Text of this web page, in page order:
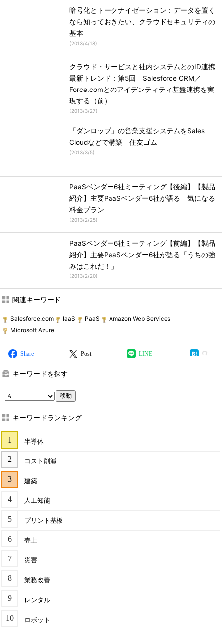
暗号化とトークナイゼーション：データを置く
なら知っておきたい、クラウドセキュリティの
基本
(2013/4/18)
クラウド・サービスと社内システムとのID連携
最新トレンド：第5回 Salesforce CRM／
Force.comとのアイデンティティ基盤連携を実
現する（前）
(2013/3/27)
「ダンロップ」の営業支援システムをSales
Cloudなどで構築 住友ゴム
(2013/3/5)
PaaSベンダー6社ミーティング【後編】【製品
紹介】主要PaaSベンダー6社が語る 気になる
料金プラン
(2013/2/25)
PaaSベンダー6社ミーティング【前編】【製品
紹介】主要PaaSベンダー6社が語る「うちの強
みはこれだ！」
(2013/2/20)
関連キーワード
Salesforce.com IaaS PaaS
Amazon Web Services
Microsoft Azure
Share Post LINE
キーワードを探す
移動
キーワードランキング
半導体
コスト削減
建築
人工知能
プリント基板
売上
災害
業務改善
レンタル
ロボット